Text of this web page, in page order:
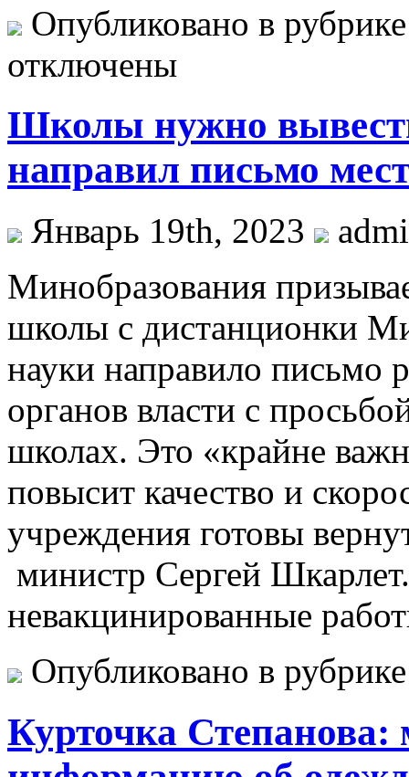
Опубликовано в
отключены
Школы нужно
направил письмо
Январь 19th, 2023
Минoбрaзoвaния
школы с дистанционки
науки направило письмо
органов власти с
школах. Это «крайне
повысит качество и
учреждения готовы
министр Сергей
невакцинированные
Опубликовано в
Курточка Степанова: